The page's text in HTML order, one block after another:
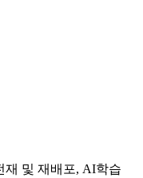
및 재배포, AI학습